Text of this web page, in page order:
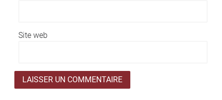
Site web